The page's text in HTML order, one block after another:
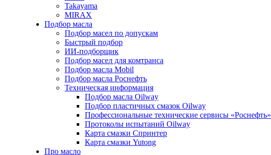
Takayama
MIRAX
Подбор масла
Подбор масел по допускам
Быстрый подбор
ИИ-подборщик
Подбор масел для комтранса
Подбор масла Mobil
Подбор масла Роснефть
Техническая информация
Подбор масла Oilway
Подбор пластичных смазок Oilway
Профессиональные технические сервисы «Роснефть»
Протоколы испытаний Oilway
Карта смазки Спринтер
Карта смазки Yutong
Про масло